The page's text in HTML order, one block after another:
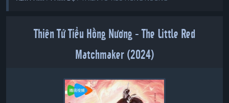
Thiên Tứ Tiểu Hồng Nương - The Little Red
Matchmaker (2024)